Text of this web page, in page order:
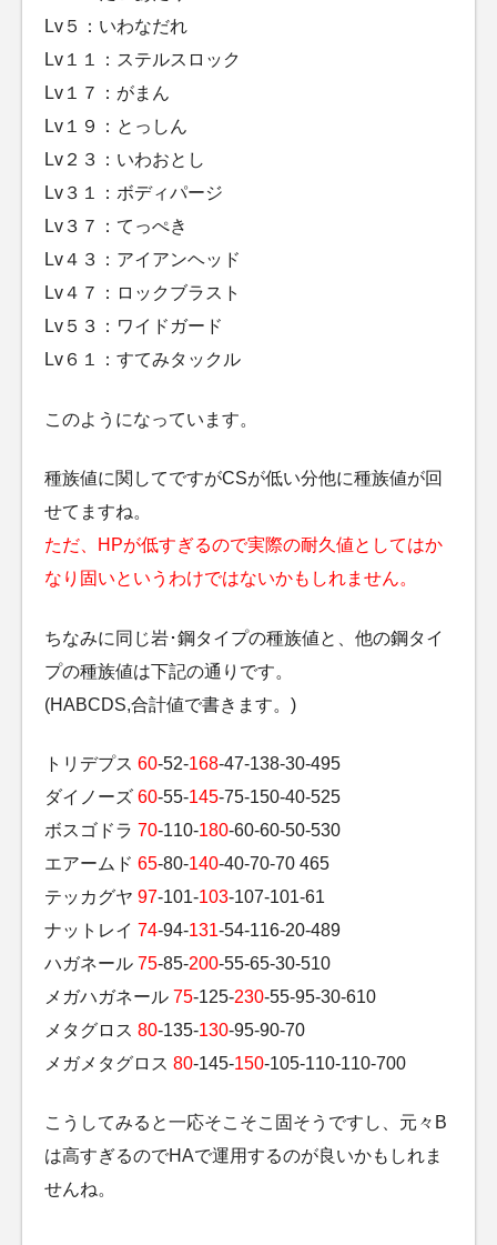
Lv５：いわなだれ
Lv１１：ステルスロック
Lv１７：がまん
Lv１９：とっしん
Lv２３：いわおとし
Lv３１：ボディパージ
Lv３７：てっぺき
Lv４３：アイアンヘッド
Lv４７：ロックブラスト
Lv５３：ワイドガード
Lv６１：すてみタックル
このようになっています。
種族値に関してですがCSが低い分他に種族値が回
せてますね。
ただ、HPが低すぎるので実際の耐久値としてはか
なり固いというわけではないかもしれません。
ちなみに同じ岩･鋼タイプの種族値と、他の鋼タイ
プの種族値は下記の通りです。
(HABCDS,合計値で書きます。)
トリデプス 60-52-168-47-138-30-495
ダイノーズ 60-55-145-75-150-40-525
ボスゴドラ 70-110-180-60-60-50-530
エアームド 65-80-140-40-70-70 465
テッカグヤ 97-101-103-107-101-61
ナットレイ 74-94-131-54-116-20-489
ハガネール 75-85-200-55-65-30-510
メガハガネール 75-125-230-55-95-30-610
メタグロス 80-135-130-95-90-70
メガメタグロス 80-145-150-105-110-110-700
こうしてみると一応そこそこ固そうですし、元々B
は高すぎるのでHAで運用するのが良いかもしれま
せんね。